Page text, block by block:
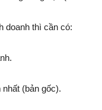
doanh thì cần có:
(bản gốc).